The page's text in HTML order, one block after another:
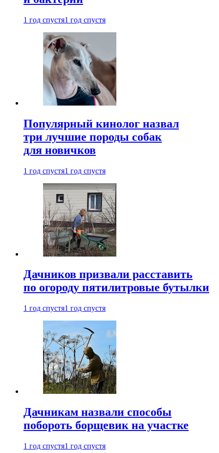
1 год спустя1 год спустя
Популярный кинолог назвал
три лучшие породы собак
для новичков
1 год спустя1 год спустя
Дачников призвали расставить
по огороду пятилитровые бутылки
1 год спустя1 год спустя
Дачникам назвали способы
побороть борщевик на участке
1 год спустя1 год спустя